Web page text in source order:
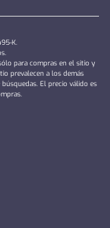
K.
para compras en el sitio y
prevalecen a los demás
El precio válido es